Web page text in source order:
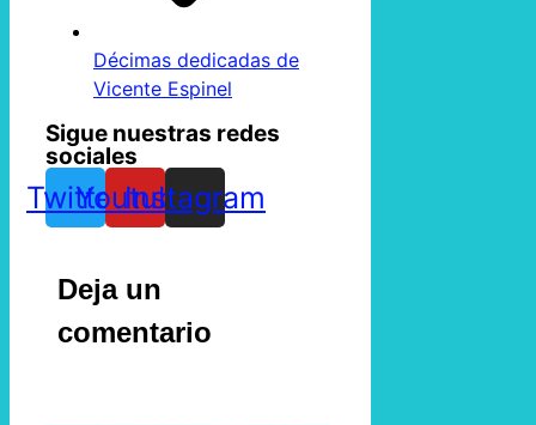
Décimas dedicadas de
Vicente Espinel
Sigue nuestras redes
sociales
TwitterYoutube
Instagram
Deja un
comentario